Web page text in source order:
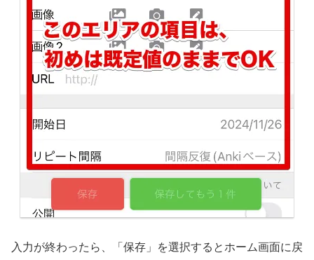
入力が終わったら、「保存」を選択するとホーム画面に戻